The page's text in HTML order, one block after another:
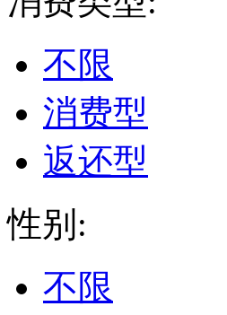
不限
消费型
返还型
性别:
不限